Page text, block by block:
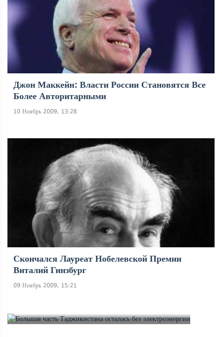
Джон Маккейн: Власти России Становятся Все
Более Авторитарными
10 Ноябрь 2009, 13:28
Скончался Лауреат Нобелевской Премии
Виталий Гинзбург
09 Ноябрь 2009, 15:21